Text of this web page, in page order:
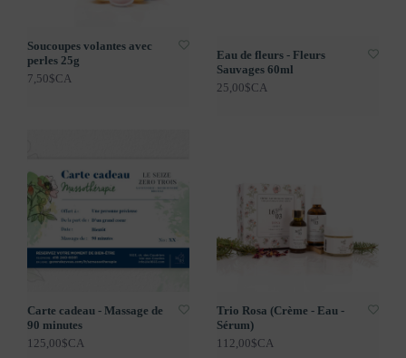
Soucoupes volantes avec
perles 25g
7,50$CA
Eau de fleurs - Fleurs
Sauvages 60ml
25,00$CA
Carte cadeau - Massage de
90 minutes
125,00$CA
Trio Rosa (Crème - Eau -
Sérum)
112,00$CA